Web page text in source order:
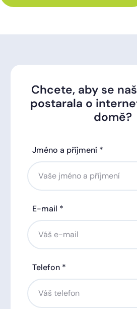
Chcete, aby se
postarala o
domě?
Jméno a příjmení *
E-mail *
Telefon *